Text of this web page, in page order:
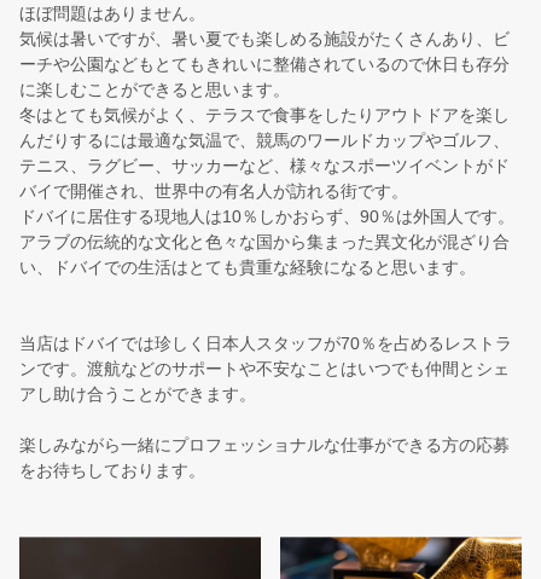
ほぼ問題はありません。
気候は暑いですが、暑い夏でも楽しめる施設がたくさんあり、ビ
ーチや公園などもとてもきれいに整備されているので休日も存分
に楽しむことができると思います。
冬はとても気候がよく、テラスで食事をしたりアウトドアを楽し
んだりするには最適な気温で、競馬のワールドカップやゴルフ、
テニス、ラグビー、サッカーなど、様々なスポーツイベントがド
バイで開催され、世界中の有名人が訪れる街です。
ドバイに居住する現地人は10％しかおらず、90％は外国人です。
アラブの伝統的な文化と色々な国から集まった異文化が混ざり合
い、ドバイでの生活はとても貴重な経験になると思います。
当店はドバイでは珍しく日本人スタッフが70％を占めるレストラ
ンです。渡航などのサポートや不安なことはいつでも仲間とシェ
アし助け合うことができます。
楽しみながら一緒にプロフェッショナルな仕事ができる方の応募
をお待ちしております。